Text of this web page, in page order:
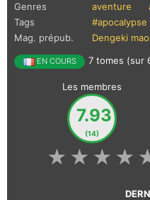
Genres
aventure
Tags
#apocalypse
Mag. prépub.
Dengeki
EN COURS 7 tomes (sur
Les membres
7.93
(14)
★
★
★
★